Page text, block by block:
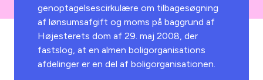
genoptagelsescirkulære om tilbagesøgning
af lønsumsafgift og moms på baggrund af
Højesterets dom af 29. maj 2008, der
fastslog, at en almen boligorganisations
afdelinger er en del af boligorganisationen.